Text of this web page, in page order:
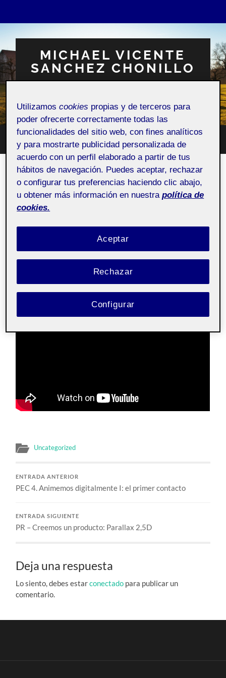
MICHAEL VICENTE
SANCHEZ CHONILLO
Alternar
el
menú
móvil
de
PEC 5. Animemos digitalmente II:
el primer encargo
26 MAYO, 2024
PEC 5. Animemos digitalmente II: el primer encargo.
Video final de la animacion:
Uncategorized
ENTRADA ANTERIOR
PEC 4. Animemos digitalmente I: el primer contacto
ENTRADA SIGUIENTE
PR – Creemos un producto: Parallax 2,5D
Deja una respuesta
Lo siento, debes estarconectado para publicar un
comentario.
Utilizamoscookies propias y de terceros para
poder ofrecerte correctamente todas las
funcionalidades del sitio web, con fines analíticos
y para mostrarte publicidad personalizada de
acuerdo con un perfil elaborado a partir de tus
hábitos de navegación. Puedes aceptar, rechazar
o configurar tus preferencias haciendo clic abajo,
u obtener más información en nuestra política de
cookies.
Rechazar
Aceptar
Configurar